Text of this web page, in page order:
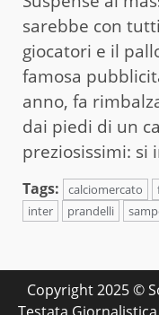
sarebbe con
giocatori e il
famosa
anno, fa
dai piedi di un
preziosissimi: si
Tags: calciomercato
inter
prandelli
Copyright 2025 ©